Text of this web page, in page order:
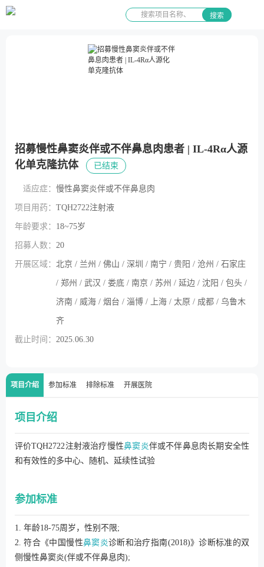
搜索
招募慢性鼻窦炎伴或不伴鼻息肉患者 | IL-4Rα人源
化单克隆抗体
已结束
适应症： 慢性鼻窦炎伴或不伴鼻息肉
项目用药： TQH2722注射液
年龄要求： 18~75岁
招募人数： 20
开展区域： 北京 / 兰州 / 佛山 / 深圳 / 南宁 / 贵阳 / 沧州 / 石家庄
/ 郑州 / 武汉 / 娄底 / 南京 / 苏州 / 延边 / 沈阳 / 包头 /
济南 / 威海 / 烟台 / 淄博 / 上海 / 太原 / 成都 / 乌鲁木
齐
截止时间： 2025.06.30
项目介绍 参加标准 排除标准 开展医院
项目介绍
评价TQH2722注射液治疗慢性鼻窦炎伴或不伴鼻息肉长期安全性
和有效性的多中心、随机、延续性试验
参加标准
1. 年龄18-75周岁，性别不限;
2. 符合《中国慢性鼻窦炎诊断和治疗指南(2018)》诊断标准的双
侧慢性鼻窦炎(伴或不伴鼻息肉);